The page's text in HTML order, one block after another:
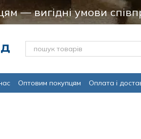
— вигідні умови
Оптовим покупцям Оплата і
лояльсності